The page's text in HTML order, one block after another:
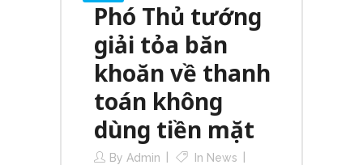
Phó Thủ tướng
giải tỏa băn
khoăn về thanh
toán không
dùng tiền mặt
By Admin In News